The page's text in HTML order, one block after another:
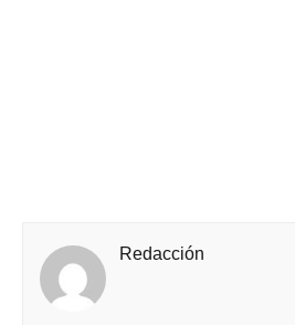
Redacción